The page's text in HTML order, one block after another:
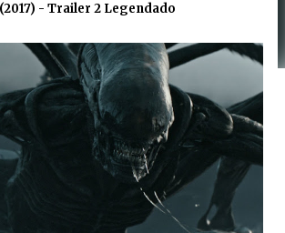
- Trailer 2 Legendado